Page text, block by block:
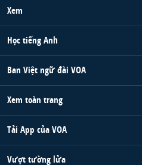
Xem
Học tiếng Anh
Ban Việt ngữ đài VOA
Xem toàn trang
Tải App của VOA
Vượt tường lửa